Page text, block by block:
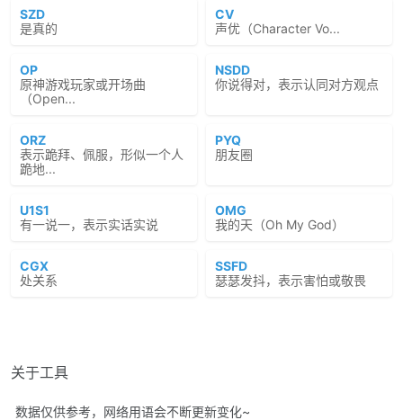
SZD
是真的
CV
声优（Character Vo...
OP
原神游戏玩家或开场曲
（Open...
NSDD
你说得对，表示认同对方观点
ORZ
表示跪拜、佩服，形似一个人
跪地...
PYQ
朋友圈
U1S1
有一说一，表示实话实说
OMG
我的天（Oh My God）
CGX
处关系
SSFD
瑟瑟发抖，表示害怕或敬畏
关于工具
数据仅供参考，网络用语会不断更新变化~